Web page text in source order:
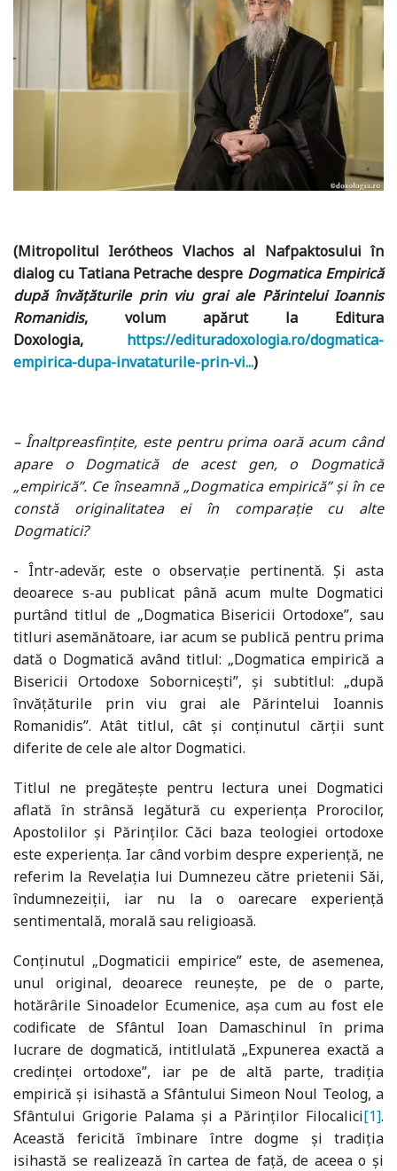
(Mitropolitul Ierótheos Vlachos al Nafpaktosului în
dialog cu Tatiana Petrache despre Dogmatica Empirică
după învățăturile prin viu grai ale Părintelui Ioannis
Romanidis, volum apărut la Editura
Doxologia, https://edituradoxologia.ro/dogmatica-
empirica-dupa-invataturile-prin-vi...)
– Înaltpreasfințite, este pentru prima oară acum când
apare o Dogmatică de acest gen, o Dogmatică
„empirică”. Ce înseamnă „Dogmatica empirică” și în ce
constă originalitatea ei în comparație cu alte
Dogmatici?
- Într-adevăr, este o observație pertinentă. Și asta
deoarece s-au publicat până acum multe Dogmatici
purtând titlul de „Dogmatica Bisericii Ortodoxe”, sau
titluri asemănătoare, iar acum se publică pentru prima
dată o Dogmatică având titlul: „Dogmatica empirică a
Bisericii Ortodoxe Sobornicești”, și subtitlul: „după
învățăturile prin viu grai ale Părintelui Ioannis
Romanidis”. Atât titlul, cât și conținutul cărții sunt
diferite de cele ale altor Dogmatici.
Titlul ne pregătește pentru lectura unei Dogmatici
aflată în strânsă legătură cu experiența Prorocilor,
Apostolilor și Părinților. Căci baza teologiei ortodoxe
este experiența. Iar când vorbim despre experiență, ne
referim la Revelația lui Dumnezeu către prietenii Săi,
îndumnezeiții, iar nu la o oarecare experiență
sentimentală, morală sau religioasă.
Conținutul „Dogmaticii empirice” este, de asemenea,
unul original, deoarece reunește, pe de o parte,
hotărârile Sinoadelor Ecumenice, așa cum au fost ele
codificate de Sfântul Ioan Damaschinul în prima
lucrare de dogmatică, intitlulată „Expunerea exactă a
credinței ortodoxe”, iar pe de altă parte, tradiția
empirică și isihastă a Sfântului Simeon Noul Teolog, a
Sfântului Grigorie Palama și a Părinților Filocalici[1].
Această fericită îmbinare între dogme și tradiția
isihastă se realizează în cartea de față, de aceea o și